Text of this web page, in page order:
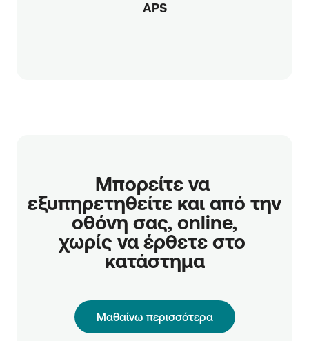
APS
Μπορείτε να
εξυπηρετηθείτε και από την
οθόνη σας, online,
χωρίς να έρθετε στο
κατάστημα
Μαθαίνω περισσότερα